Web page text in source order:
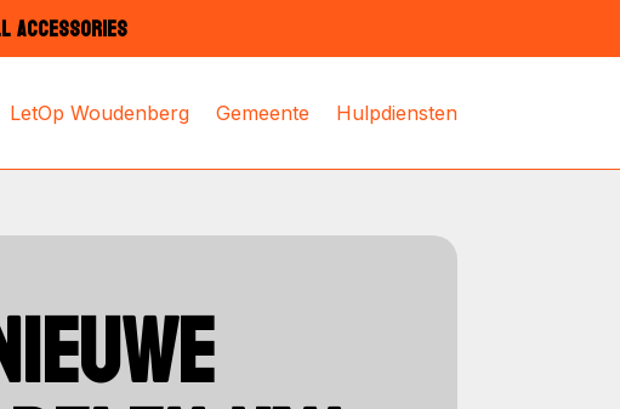
ACCESSORIES
LetOp Woudenberg Gemeente Hulpdiensten